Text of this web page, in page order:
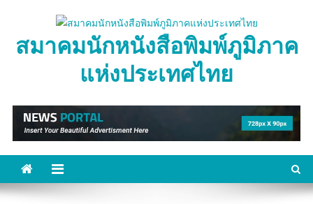
contentสมาคมนักหนังสือพิมพ์ภูมิภาค
แห่งประเทศไทย